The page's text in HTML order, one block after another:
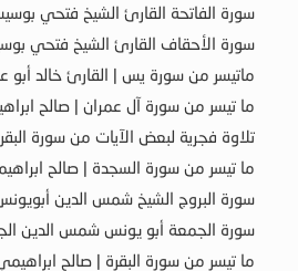
سورة الفاتحة القارئ الشيخ فتحي
سورة الأحقاف القارئ الشيخ فتحي
ماتيسر من سورة يس | القارئ خالد أبو
ما تيسر من سورة آل عمران | صالح
تلاوة فجرية لبعض الآيات من سورة
ما تيسر من سورة السجدة | صالح
سورة البروج الشيخ شمس الدين أبويونس
سورة الجمعة أبو يونس شمس الدين
ما تيسر من سورة البقرة | صالح